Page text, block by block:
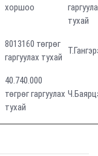
хоршоо
тухай
8013160 төгрөг
гаргуулах тухай
40.740.000
төгрөг гаргуулах
тухай